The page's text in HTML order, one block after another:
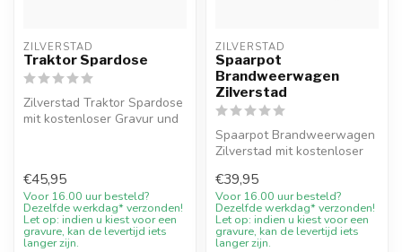
ZILVERSTAD
Traktor Spardose
Zilverstad Traktor Spardose
mit kostenloser Gravur und
€45,95
Voor 16.00 uur besteld?
Dezelfde werkdag* verzonden!
Let op: indien u kiest voor een
gravure, kan de levertijd iets
langer zijn.
ZILVERSTAD
Spaarpot
Brandweerwagen
Zilverstad
Spaarpot Brandweerwagen
Zilverstad mit kostenloser
Willkommensrab...
€39,95
Voor 16.00 uur besteld?
Dezelfde werkdag* verzonden!
Let op: indien u kiest voor een
gravure, kan de levertijd iets
langer zijn.